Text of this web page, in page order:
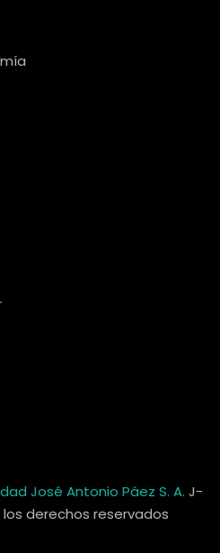
José Antonio Páez S. A. J-
derechos reservados